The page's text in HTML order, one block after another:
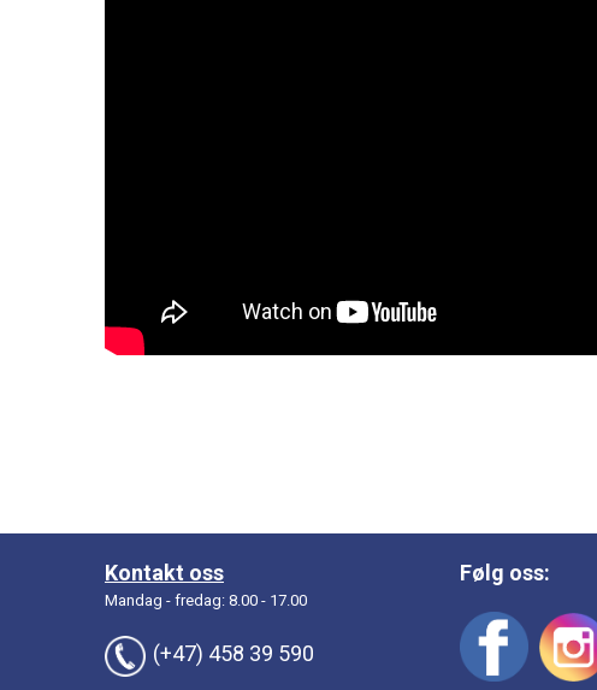
Kontakt oss
Mandag - fredag: 8.00 - 17.00
(+47) 458 39 590
Følg oss: